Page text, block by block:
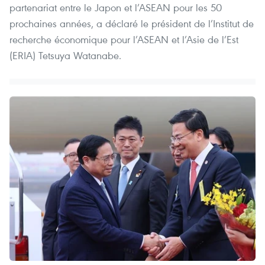
partenariat entre le Japon et l’ASEAN pour les 50
prochaines années, a déclaré le président de l’Institut de
recherche économique pour l’ASEAN et l’Asie de l’Est
(ERIA) Tetsuya Watanabe.